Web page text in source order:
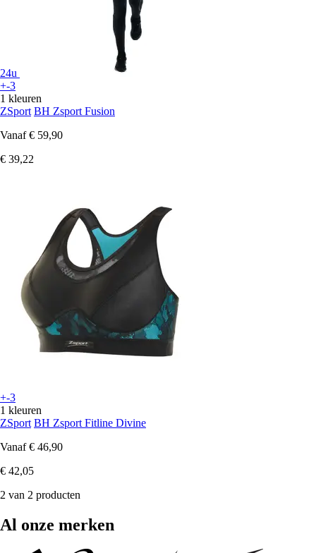
24u
+-3
1 kleuren
ZSport BH Zsport Fusion
Vanaf € 59,90
€ 39,22
+-3
1 kleuren
ZSport BH Zsport Fitline Divine
Vanaf € 46,90
€ 42,05
2 van 2 producten
Al onze merken